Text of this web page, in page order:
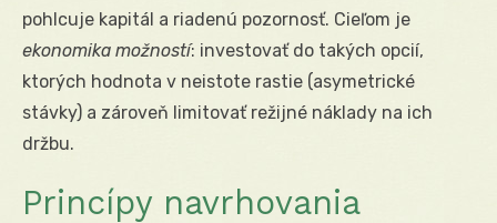
pohlcuje kapitál a riadenú pozornosť. Cieľom je
ekonomika možností: investovať do takých opcií,
ktorých hodnota v neistote rastie (asymetrické
stávky) a zároveň limitovať režijné náklady na ich
držbu.
Princípy navrhovania